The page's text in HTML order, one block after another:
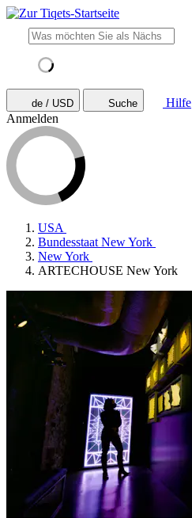
de / USD Suche
Hilfe
Anmelden
USA
Bundesstaat New York
New York
ARTECHOUSE New York